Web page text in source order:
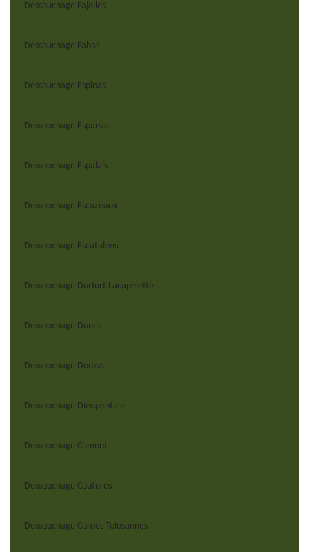
Dessouchage Fajolles
Dessouchage Fabas
Dessouchage Espinas
Dessouchage Esparsac
Dessouchage Espalais
Dessouchage Escazeaux
Dessouchage Escatalens
Dessouchage Durfort Lacapelette
Dessouchage Dunes
Dessouchage Donzac
Dessouchage Dieupentale
Dessouchage Cumont
Dessouchage Coutures
Dessouchage Cordes Tolosannes